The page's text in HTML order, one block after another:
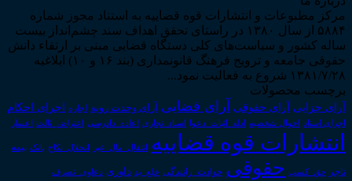
مرکز مطبوعات و انتشارات قوه قضاییه به استناد مجوز شماره
۵۸۸۴ از سال ۱۳۸۰ در راستای تحقق اهداف سند چشم‌انداز بیست
ساله کشور و سیاست‌های کلی دستگاه قضایی مبنی بر ارتقاء دانش
حقوقی جامعه و ترویج فرهنگ قانونمداری (بند ۱۶ و ۱۰) ابلاغیه
۱۳۸۱/۷/۲۸ شروع به فعالیت نمود...
برچسب محصولات
آرای جزایی آرای حقوقی آرای قضایی آرای وحدت رویه اجاره اجرای احکام
اجرای اسناد احوال شخصیه ادله_اثبات_دعوا اسناد_تجاری اعاده_دادرسی اعتراض_ثالث اعسار
انتشارات قوه قضاییه انتقال_مال_غیر انحلال_نکاح بانک بیمه
تاجر حق_کسب حقوقی حوادث_رانندگی خلع_ید داوری دعاوی_تصرف